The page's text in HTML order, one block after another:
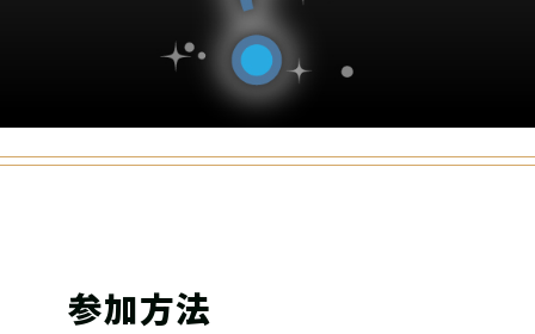
参加方法